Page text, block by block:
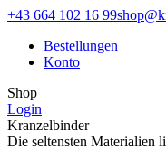
Zum
springen
Facebook
opens
window
Instagram
opens
window
+43 664 102 16 99
Bestellungen
Konto
Shop
Login
Kranzelbinder
Die seltensten Materialien